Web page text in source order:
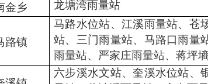
金乡
龙塘湾雨量站
路镇
马路水位站、江溪雨量站、苍
站、三门雨量站、马路口雨量
雨量站、严家庄雨量站、蒋坪
六步溪水文站、奎溪水位站、